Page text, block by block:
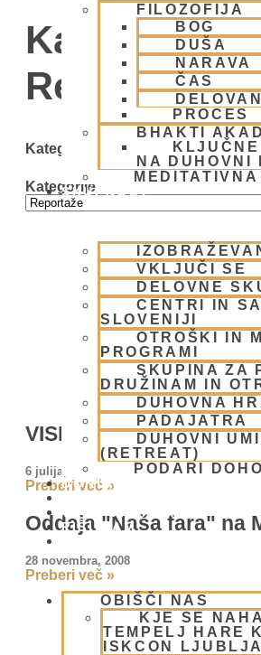
FILOZOFIJA
BOG
DUŠA
NARAVA
ČAS
PROCES
BHAKTI
NA DUHOVNI
SKUPNOST
VKLJUČI SE
DELOVNE
CENTRI IN
SLOVENIJI
OTROŠKI IN
PROGRAMI
SKUPINA ZA
DRUŽINAM IN
DUHOVNA
PADAJATRA
DUHOVNI
(RETREAT)
PODARI
DONIRAJ
VAŠA VPRAŠANJA
PIŠI NAM
OBIŠČI NAS
KJE SE
TEMPELJ HARE
ISKCON
Kategorija:
Reportaže
Kategorije
Kategorije
VISITING THE COWS
6 julija, 2026
Preberi več »
Oddaja "Naša fara" na
28 novembra, 2008
Preberi več »
Hare Krišna nedeljsko